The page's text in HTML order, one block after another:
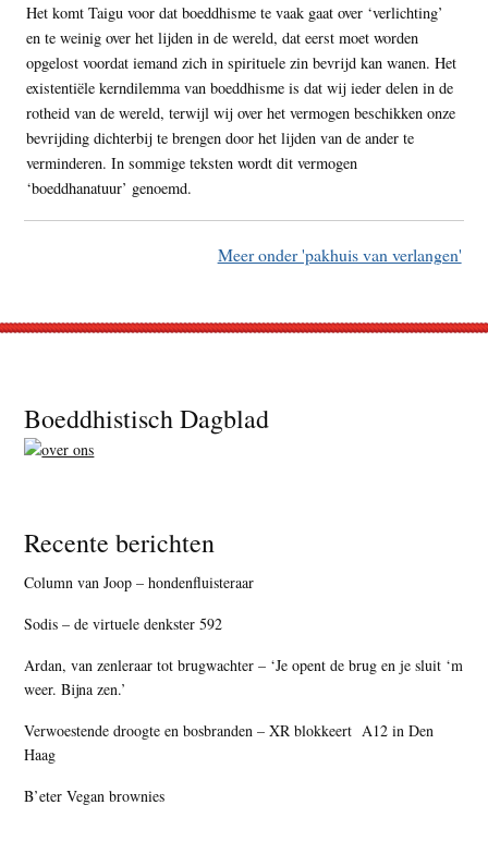
Het komt Taigu voor dat boeddhisme te vaak gaat over ‘verlichting’
en te weinig over het lijden in de wereld, dat eerst moet worden
opgelost voordat iemand zich in spirituele zin bevrijd kan wanen. Het
existentiële kerndilemma van boeddhisme is dat wij ieder delen in de
rotheid van de wereld, terwijl wij over het vermogen beschikken onze
bevrijding dichterbij te brengen door het lijden van de ander te
verminderen. In sommige teksten wordt dit vermogen
‘boeddhanatuur’ genoemd.
Meer onder 'pakhuis van verlangen'
Footer
Boeddhistisch Dagblad
Recente berichten
Column van Joop – hondenfluisteraar
Sodis – de virtuele denkster 592
Ardan, van zenleraar tot brugwachter – ‘Je opent de brug en je sluit ‘m
weer. Bijna zen.’
Verwoestende droogte en bosbranden – XR blokkeert A12 in Den
Haag
B’eter Vegan brownies